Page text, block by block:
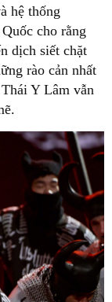
hệ thống
cho rằng
dịch siết chặt
rào cản nhất
Y Lâm vẫn